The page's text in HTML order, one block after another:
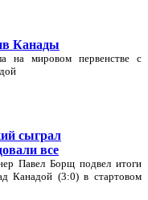
Канады
на мировом первенстве с
сыграл
все
Павел Борщ подвел итоги
Канадой (3:0) в стартовом